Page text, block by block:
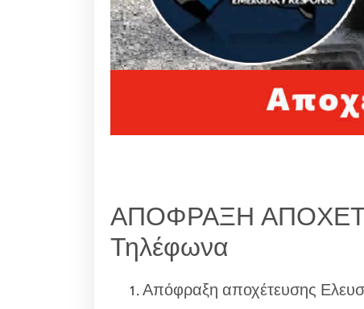
ΑΠΟΦΡΑΞΗ
Τηλέφωνα
Απόφραξη αποχέτευσης